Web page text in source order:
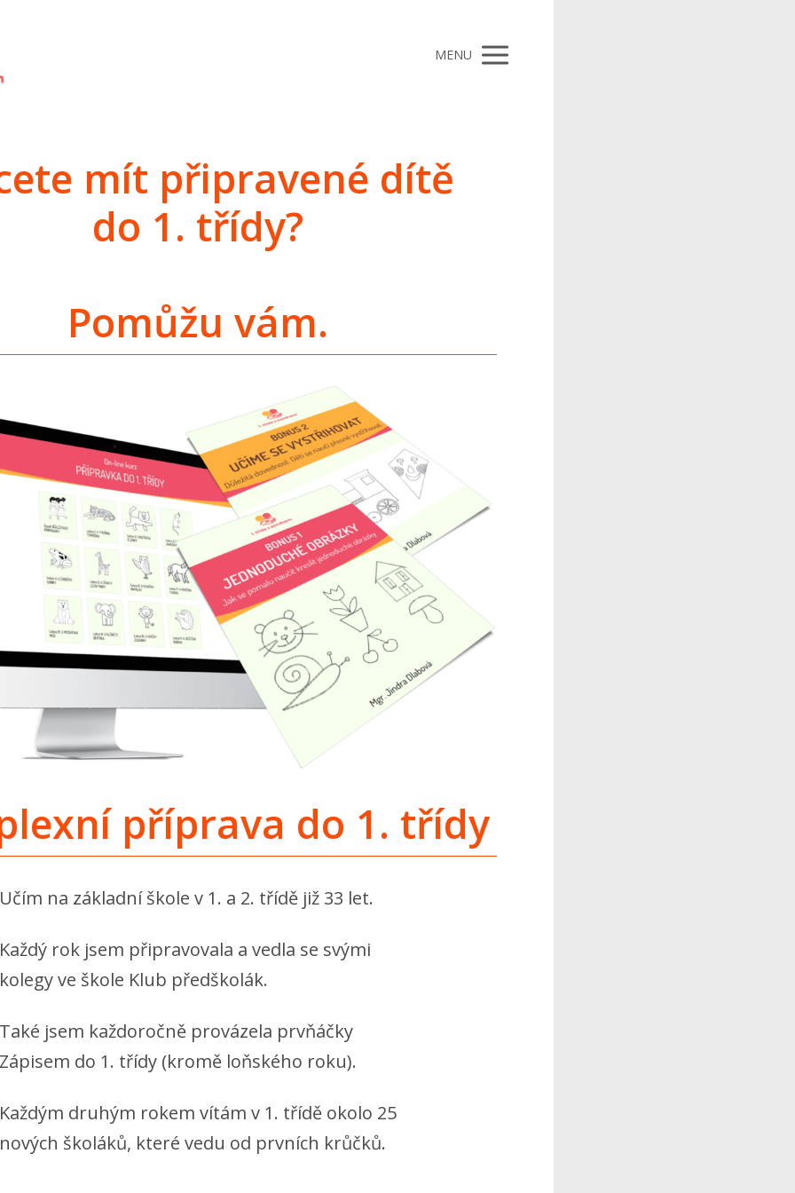
MENU
mít připravené dítě
do 1. třídy?
Pomůžu vám.
příprava do 1. třídy
Učím na základní škole v 1. a 2. třídě již 33 let.
Každý rok jsem připravovala a vedla se svými
kolegy ve škole Klub předškolák.
Také jsem každoročně provázela prvňáčky
Zápisem do 1. třídy (kromě loňského roku).
Každým druhým rokem vítám v 1. třídě okolo 25
nových školáků, které vedu od prvních krůčků.